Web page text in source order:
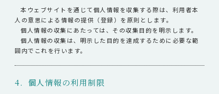
本ウェブサイトを通じて個人情報を収集する際は、利用者本
人の意思による情報の提供（登録）を原則とします。
個人情報の収集にあたっては、その収集目的を明示します。
個人情報の収集は、明示した目的を達成するために必要な範
囲内でこれを行います。
4. 個人情報の利用制限